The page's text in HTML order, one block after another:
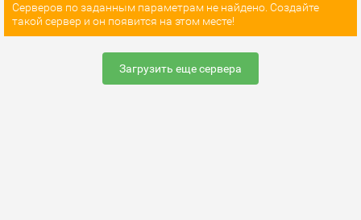
Серверов по заданным параметрам не найдено. Создайте
такой сервер и он появится на этом месте!
Загрузить еще сервера